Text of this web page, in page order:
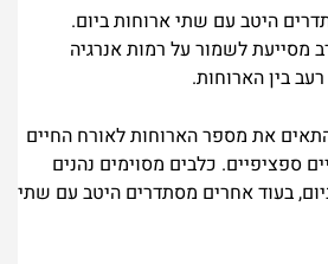
היטב עם שתי ארוחות ביום.
מסייעת לשמור על רמות אנרגיה
בין הארוחות.
את מספר הארוחות לאורח החיים
ספציפיים. כלבים מסוימים נהנים
בעוד אחרים מסתדרים היטב עם שתי